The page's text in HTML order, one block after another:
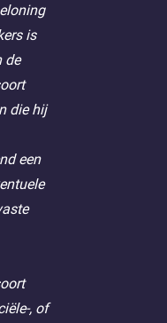
is
de
die hij
een
, of